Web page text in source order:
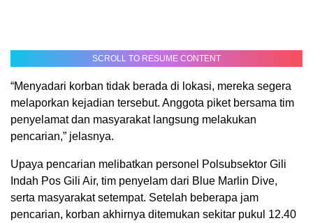
SCROLL TO RESUME CONTENT
“Menyadari korban tidak berada di lokasi, mereka segera
melaporkan kejadian tersebut. Anggota piket bersama tim
penyelamat dan masyarakat langsung melakukan
pencarian,” jelasnya.
Upaya pencarian melibatkan personel Polsubsektor Gili
Indah Pos Gili Air, tim penyelam dari Blue Marlin Dive,
serta masyarakat setempat. Setelah beberapa jam
pencarian, korban akhirnya ditemukan sekitar pukul 12.40